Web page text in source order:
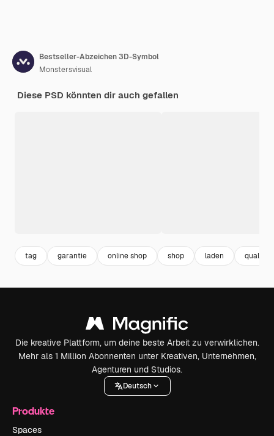
Bestseller-Abzeichen 3D-Symbol
Monstersvisual
Diese PSD könnten dir auch gefallen
tag garantie online shop shop laden qualität
Die kreative Plattform, um deine beste Arbeit zu verwirklichen.
Mehr als 1 Million Abonnenten unter Kreativen, Unternehmen,
Agenturen und Studios.
Deutsch
Produkte
Spaces